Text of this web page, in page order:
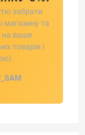
забрати
магазину та
на ваше
товарів і